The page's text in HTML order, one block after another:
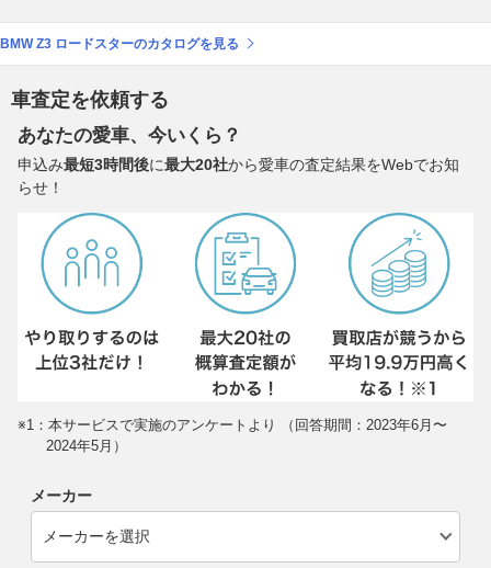
BMW Z3 ロードスターのカタログを見る
車査定を依頼する
あなたの愛車、今いくら？
申込み最短3時間後に最大20社から愛車の査定結果をWebでお知
らせ！
※1：本サービスで実施のアンケートより （回答期間：2023年6月〜
2024年5月）
メーカー